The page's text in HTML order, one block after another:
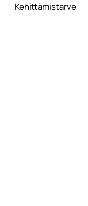
Kehittämistarve